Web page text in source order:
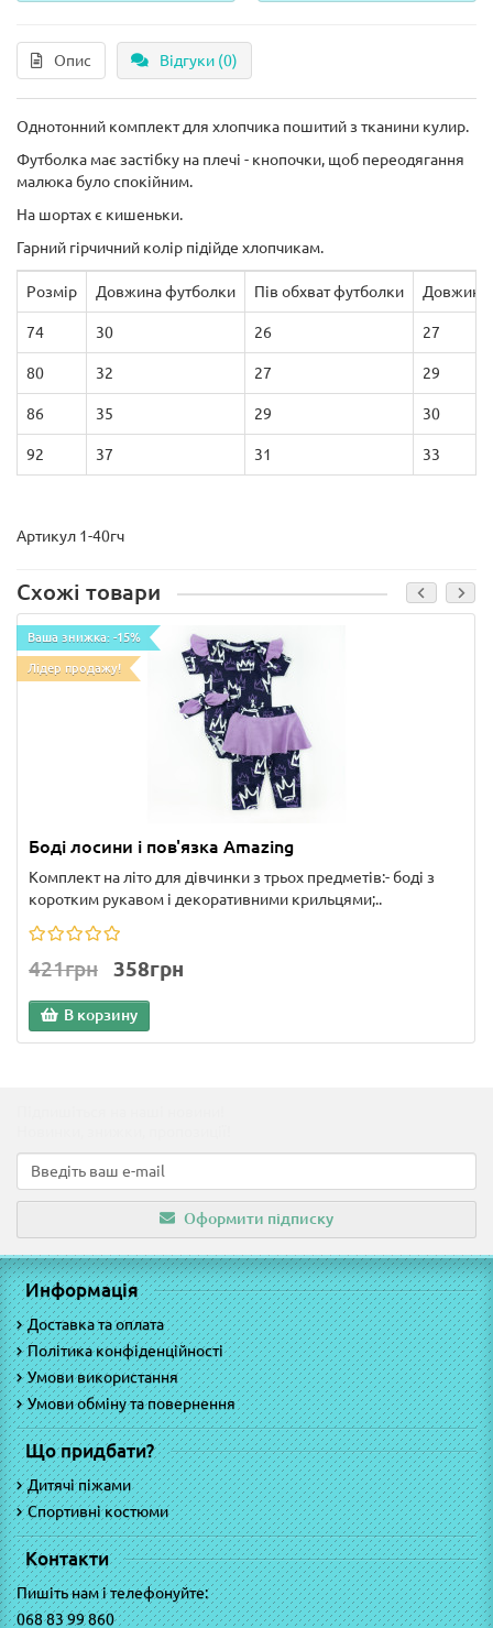
Опис Відгуки (0)
Однотонний комплект для хлопчика пошитий з тканини кулир.
Футболка має застібку на плечі - кнопочки, щоб переодягання
малюка було спокійним.
На шортах є кишеньки.
Гарний гірчичний колір підійде хлопчикам.
Розмір Довжина футболки Пів обхват футболки Довжина
74 30 26 27
80 32 27 29
86 35 29 30
92 37 31 33
Артикул 1-40гч
Схожі товари
Ваша знижка: -15%
Лідер продажу!
Боді лосини і пов'язка Amazing
Комплект на літо для дівчинки з трьох предметів:- боді з
коротким рукавом і декоративними крильцями;..
421грн 358грн
В корзину
Оформити підписку
Информація
Доставка та оплата
Політика конфіденційності
Умови використання
Умови обміну та повернення
Що придбати?
Дитячі піжами
Спортивні костюми
Контакти
Пишіть нам і телефонуйте:
068 83 99 860